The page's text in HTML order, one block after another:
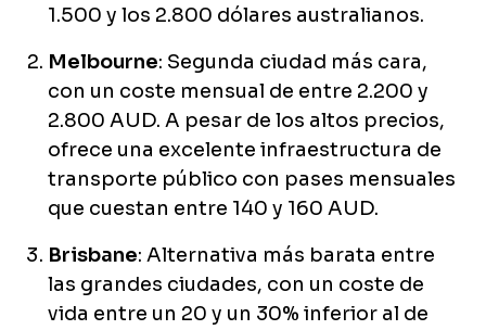
1.500 y los 2.800 dólares australianos.
Melbourne: Segunda ciudad más cara,
con un coste mensual de entre 2.200 y
2.800 AUD. A pesar de los altos precios,
ofrece una excelente infraestructura de
transporte público con pases mensuales
que cuestan entre 140 y 160 AUD.
Brisbane: Alternativa más barata entre
las grandes ciudades, con un coste de
vida entre un 20 y un 30% inferior al de